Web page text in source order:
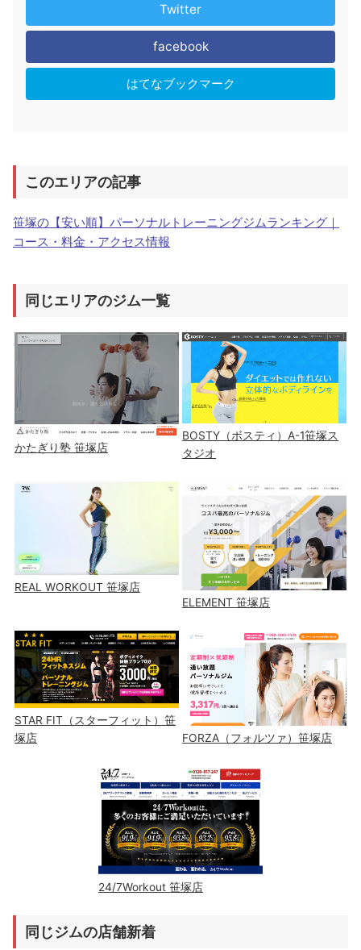
Twitter
facebook
はてなブックマーク
このエリアの記事
笹塚の【安い順】パーソナルトレーニングジムランキング｜
コース・料金・アクセス情報
同じエリアのジム一覧
かたぎり塾 笹塚店
BOSTY（ボスティ）A-1笹塚ス
タジオ
REAL WORKOUT 笹塚店
ELEMENT 笹塚店
STAR FIT（スターフィット）笹
塚店
FORZA（フォルツァ）笹塚店
24/7Workout 笹塚店
同じジムの店舗新着